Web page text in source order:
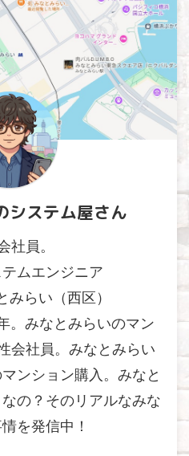
システム屋さん
社員。
テムエンジニア
みらい（西区）
。みなとみらいのマン
会社員。みなとみらい
ンション購入。みなと
の？そのリアルなみな
を発信中！